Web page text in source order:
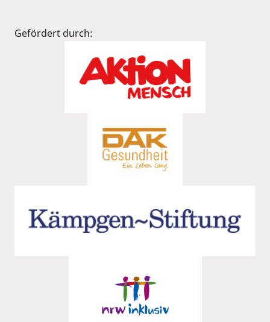
Gefördert durch: